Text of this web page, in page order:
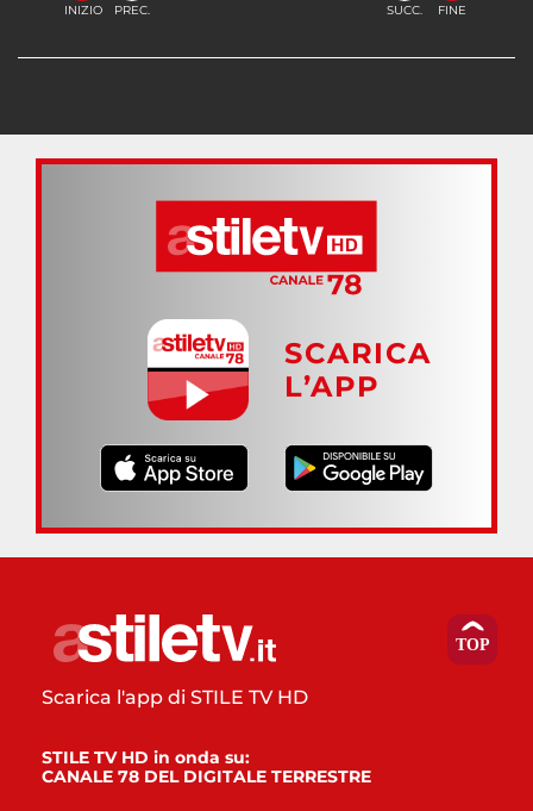
INIZIO PREC. SUCC. FINE
SCARICA
L’APP
Scarica l'app di STILE TV HD
STILE TV HD in onda su:
CANALE 78 DEL DIGITALE TERRESTRE